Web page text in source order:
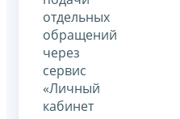
отдельных
обращений
через
сервис
«Личный
кабинет